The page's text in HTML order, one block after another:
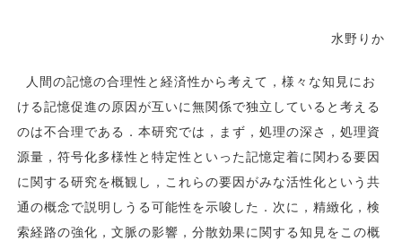
水野りか
人間の記憶の合理性と経済性から考えて，様々な知見にお
ける記憶促進の原因が互いに無関係で独立していると考える
のは不合理である．本研究では，まず，処理の深さ，処理資
源量，符号化多様性と特定性といった記憶定着に関わる要因
に関する研究を概観し，これらの要因がみな活性化という共
通の概念で説明しうる可能性を示唆した．次に，精緻化，検
索経路の強化，文脈の影響，分散効果に関する知見をこの概